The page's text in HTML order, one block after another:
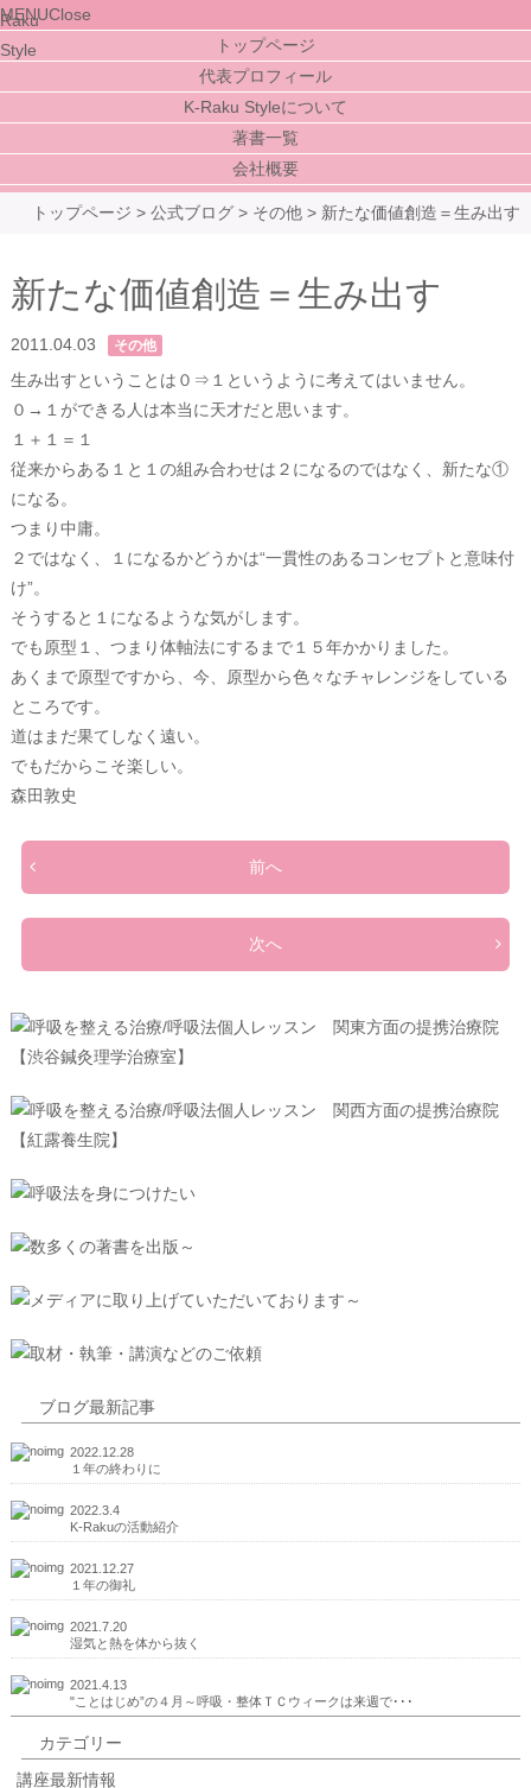
MENUClose
トップページ
代表プロフィール
K-Raku Styleについて
著書一覧
会社概要
トップページ >公式ブログ > その他 > 新たな価値創造＝生み出す
新たな価値創造＝生み出す
2011.04.03 その他
生み出すということは０⇒１というように考えてはいません。
０→１ができる人は本当に天才だと思います。
１＋１＝１
従来からある１と１の組み合わせは２になるのではなく、新たな①
になる。
つまり中庸。
２ではなく、１になるかどうかは“一貫性のあるコンセプトと意味付
け”。
そうすると１になるような気がします。
でも原型１、つまり体軸法にするまで１５年かかりました。
あくまで原型ですから、今、原型から色々なチャレンジをしている
ところです。
道はまだ果てしなく遠い。
でもだからこそ楽しい。
森田敦史
前へ
次へ
ブログ最新記事
2022.12.28
１年の終わりに
2022.3.4
K-Rakuの活動紹介
2021.12.27
１年の御礼
2021.7.20
湿気と熱を体から抜く
2021.4.13
"ことはじめ”の４月～呼吸・整体ＴＣウィークは来週で･･･
カテゴリー
講座最新情報